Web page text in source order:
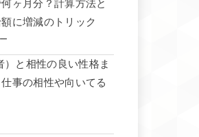
ヶ月分？計算方法と
に増減のトリック
）と相性の良い性格ま
事の相性や向いてる